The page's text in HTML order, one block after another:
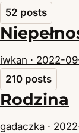
52 posts
iwkan · 2022-
210 posts
Rodzina
gadaczka ·